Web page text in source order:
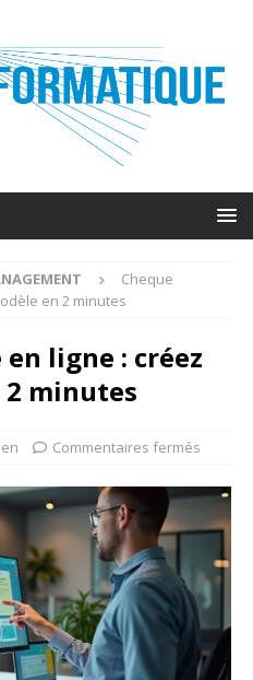
Cheque
en 2 minutes
ligne : créez
minutes
Commentaires fermés